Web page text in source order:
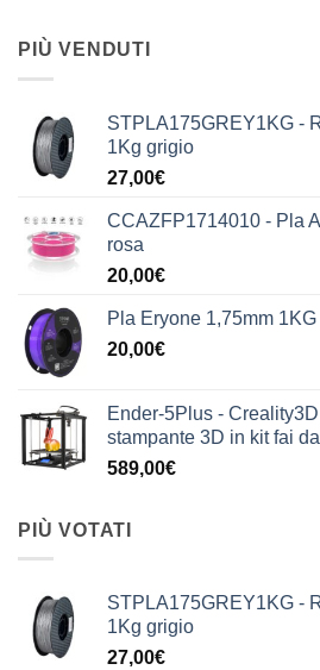
PIÙ VENDUTI
STPLA175GREY1KG -
1Kg grigio
27,00€
CCAZFP1714010 - Pla
rosa
20,00€
Pla Eryone 1,75mm
20,00€
Ender-5Plus -
stampante 3D in kit fai
589,00€
PIÙ VOTATI
STPLA175GREY1KG -
1Kg grigio
27,00€